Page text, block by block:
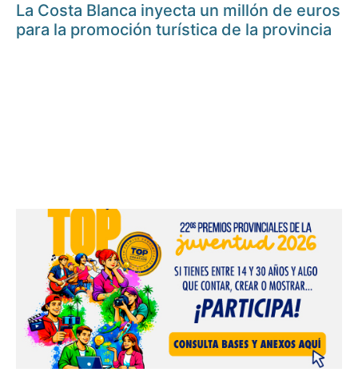
La Costa Blanca inyecta un millón de euros
para la promoción turística de la provincia